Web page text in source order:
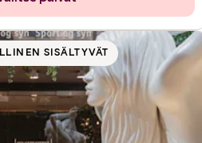
SISÄLTYVÄT